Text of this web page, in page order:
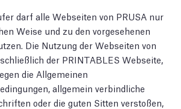
darf alle Webseiten von PRUSA nur
Weise und zu den vorgesehenen
Die Nutzung der Webseiten von
der PRINTABLES Webseite,
die Allgemeinen
allgemein verbindliche
oder die guten Sitten verstoßen,